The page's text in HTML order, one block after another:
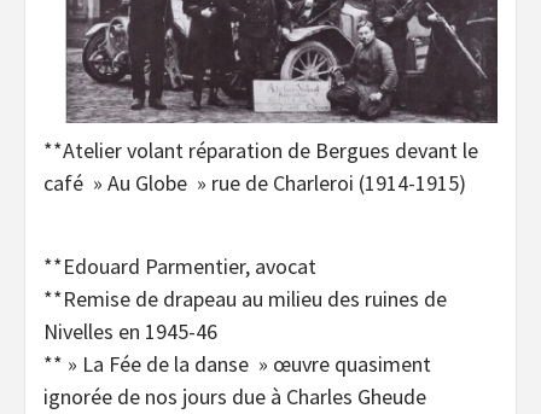
**Atelier volant réparation de Bergues devant le
café » Au Globe » rue de Charleroi (1914-1915)
**Edouard Parmentier, avocat
**Remise de drapeau au milieu des ruines de
Nivelles en 1945-46
** » La Fée de la danse » œuvre quasiment
ignorée de nos jours due à Charles Gheude